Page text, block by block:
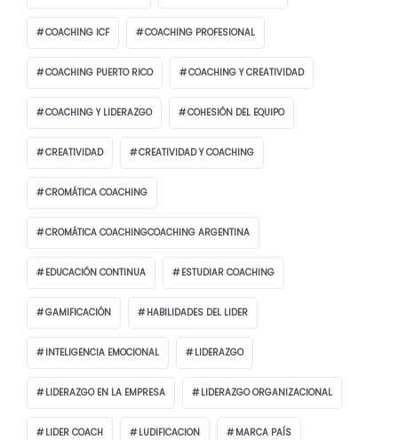
COACHING ICF COACHING PROFESIONAL
COACHING PUERTO RICO COACHING Y CREATIVIDAD
COACHING Y LIDERAZGO COHESIÓN DEL EQUIPO
CREATIVIDAD CREATIVIDAD Y COACHING
CROMÁTICA COACHING
CROMÁTICA COACHINGCOACHING ARGENTINA
EDUCACIÓN CONTINUA ESTUDIAR COACHING
GAMIFICACIÓN HABILIDADES DEL LIDER
INTELIGENCIA EMOCIONAL LIDERAZGO
LIDERAZGO EN LA EMPRESA LIDERAZGO ORGANIZACIONAL
LIDER COACH LUDIFICACION MARCA PAÍS